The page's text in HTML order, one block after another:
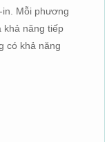
in. Mỗi phương
khả năng tiếp
có khả năng